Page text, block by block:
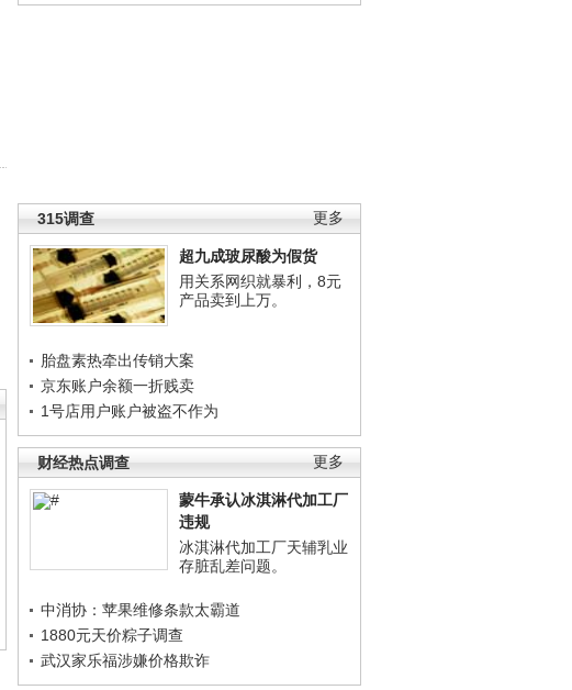
更多
315调查
超九成玻尿酸为假货
用关系网织就暴利，8元
产品卖到上万。
胎盘素热牵出传销大案
京东账户余额一折贱卖
1号店用户账户被盗不作为
更多
财经热点调查
蒙牛承认冰淇淋代加工厂
违规
冰淇淋代加工厂天辅乳业
存脏乱差问题。
中消协：苹果维修条款太霸道
1880元天价粽子调查
武汉家乐福涉嫌价格欺诈